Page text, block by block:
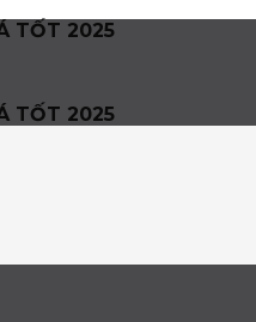
TỐT 2025
TỐT 2025